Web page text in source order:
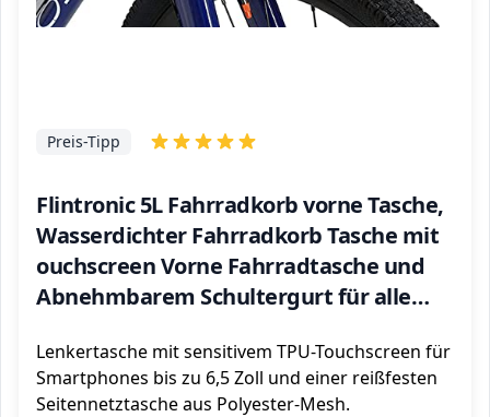
Flintronic 5L Fahrradkorb vorne Tasche,
Wasserdichter Fahrradkorb Tasche mit
ouchscreen Vorne Fahrradtasche und
Abnehmbarem Schultergurt für alle
Preis-Tipp
Lenkertasche mit sensitivem TPU-Touchscreen für
Smartphones bis zu 6,5 Zoll und einer reißfesten
Seitennetztasche aus Polyester-Mesh.